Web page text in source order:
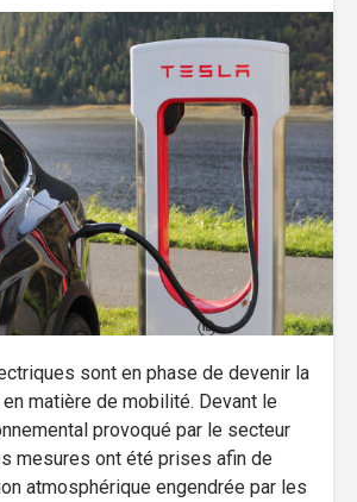
sont en phase de devenir la
matière de mobilité. Devant le
provoqué par le secteur
mesures ont été prises afin de
atmosphérique engendrée par les